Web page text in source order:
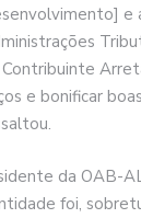
e
e bonificar
da OAB-
foi,